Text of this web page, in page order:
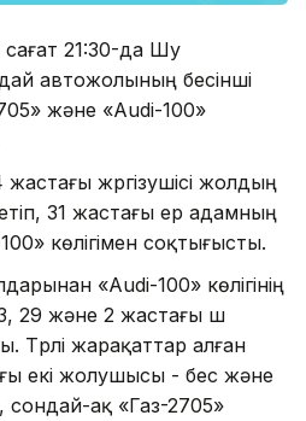
сағат 21:30-да Шу
автожолының бесінші
және «Audi-100»
жастағы жүргізушісі жолдың
31 жастағы ер адамның
көлігімен соқтығысты.
«Audi-100» көлігінің
29 және 2 жастағы үш
Түрлі жарақаттар алған
екі жолушысы - бес және
сондай-ақ «Газ-2705»